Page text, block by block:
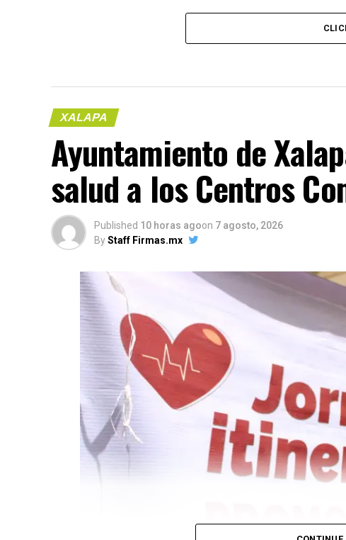
XALAPA
Ayuntamiento de
salud a los Centros
Published 10 horas agoon 7 agosto, 2026
ByStaff Firmas.mx